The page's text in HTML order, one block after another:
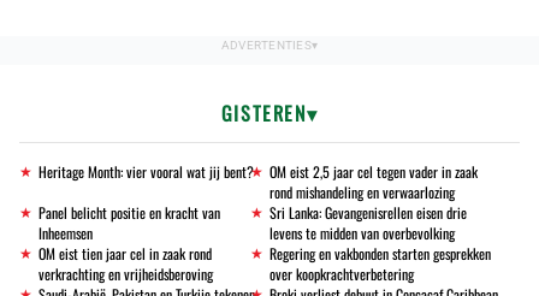
GISTEREN
Heritage Month: vier vooral wat jij bent?
OM eist 2,5 jaar cel tegen vader in zaak
rond mishandeling en verwaarlozing
Panel belicht positie en kracht van
Inheemsen
Sri Lanka: Gevangenisrellen eisen drie
levens te midden van overbevolking
OM eist tien jaar cel in zaak rond
verkrachting en vrijheidsberoving
Regering en vakbonden starten gesprekken
over koopkrachtverbetering